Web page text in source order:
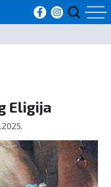
Eligija